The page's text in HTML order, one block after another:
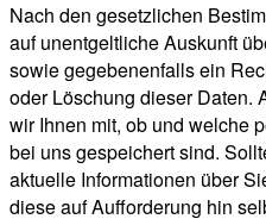
Nach den gesetzlichen
auf unentgeltliche Auskunft
sowie gegebenenfalls ein
oder Löschung dieser Daten.
wir Ihnen mit, ob und welche
bei uns gespeichert sind.
aktuelle Informationen über
diese auf Aufforderung hin